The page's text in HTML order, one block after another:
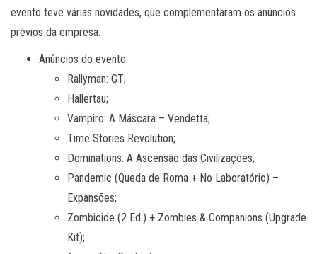
evento teve várias novidades, que complementaram os anúncios
prévios da empresa.
Anúncios do evento
Rallyman: GT;
Hallertau;
Vampiro: A Máscara – Vendetta;
Time Stories Revolution;
Dominations: A Ascensão das Civilizações;
Pandemic (Queda de Roma + No Laboratório) –
Expansões;
Zombicide (2 Ed.) + Zombies & Companions (Upgrade
Kit);